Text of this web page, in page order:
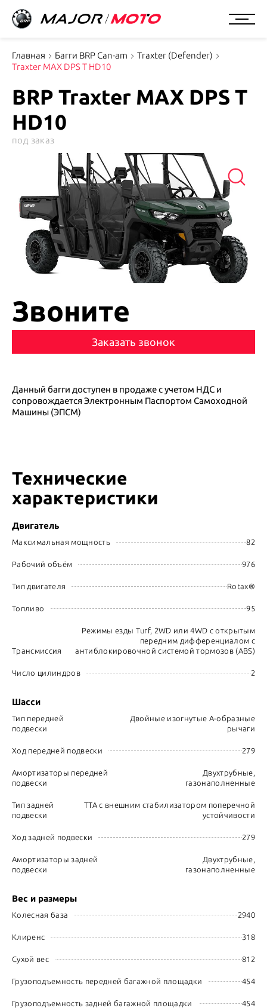
Главная Багги BRP Can-am
Traxter (Defender)
Traxter MAX DPS T HD10
BRP Traxter MAX DPS T
HD10
под заказ
Звоните
Заказать звонок
Данный багги доступен в продаже с учетом НДС и
сопровождается Электронным Паспортом Самоходной
Машины (ЭПСМ)
Технические
характеристики
Двигатель
Максимальная мощность 82
Рабочий объём 976
Тип двигателя Rotax®
Топливо 95
Трансмиссия
Режимы езды Turf, 2WD или 4WD с открытым
передним дифференциалом с
антиблокировочной системой тормозов (ABS)
Число цилиндров 2
Шасси
Тип передней
подвески
Двойные изогнутые А-образные
рычаги
Ход передней подвески 279
Амортизаторы передней
подвески
Двухтрубные,
газонаполненные
Тип задней
подвески
TTA с внешним стабилизатором поперечной
устойчивости
Ход задней подвески 279
Амортизаторы задней
подвески
Двухтрубные,
газонаполненные
Вес и размеры
Колесная база 2940
Клиренс 318
Сухой вес 812
Грузоподъемность передней багажной площадки 454
Грузоподъемность задней багажной площадки 454